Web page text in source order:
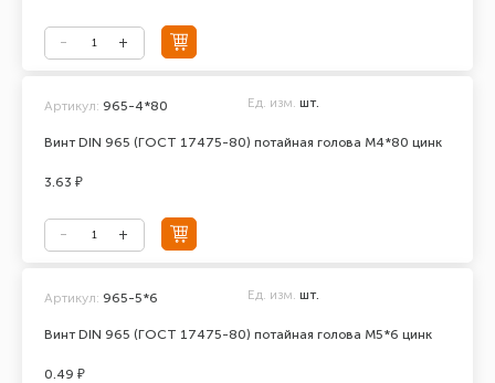
Винт DIN 965 (ГОСТ 17475-80) потайная голова М4*80 цинк
Артикул: 965-4*80 Ед. изм. шт.
3.63 ₽
Винт DIN 965 (ГОСТ 17475-80) потайная голова М5*6 цинк
Артикул: 965-5*6 Ед. изм. шт.
0.49 ₽